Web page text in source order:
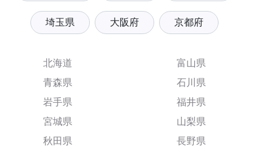
埼玉県 大阪府 京都府
北海道
青森県
岩手県
宮城県
秋田県
富山県
石川県
福井県
山梨県
長野県